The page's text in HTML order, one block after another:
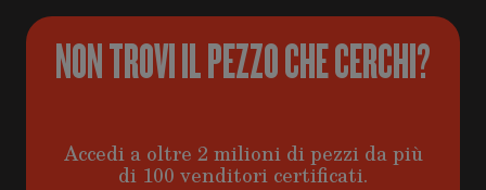
NON TROVI IL PEZZO CHE CERCHI?
Accedi a oltre 2 milioni di pezzi da più
di 100 venditori certificati.